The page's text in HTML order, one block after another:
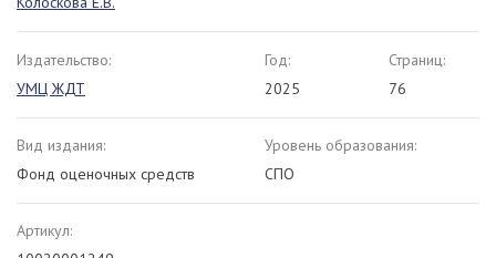
Издательство:
УМЦ ЖДТ
Год:
2025
Страниц:
76
Вид издания:
Фонд оценочных средств
Уровень образования:
СПО
Артикул: